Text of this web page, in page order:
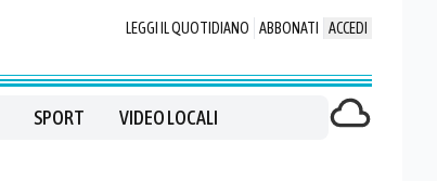
LEGGI IL QUOTIDIANO ABBONATI ACCEDI
SPORT VIDEO LOCALI